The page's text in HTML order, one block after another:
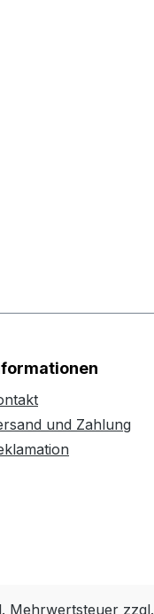
und Zahlung
Mehrwertsteuer zzgl.